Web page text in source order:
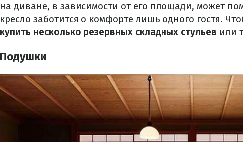
на диване, в зависимости от его площади, может
кресло заботится о комфорте лишь одного гостя.
купить несколько резервных складных стульев или
Подушки